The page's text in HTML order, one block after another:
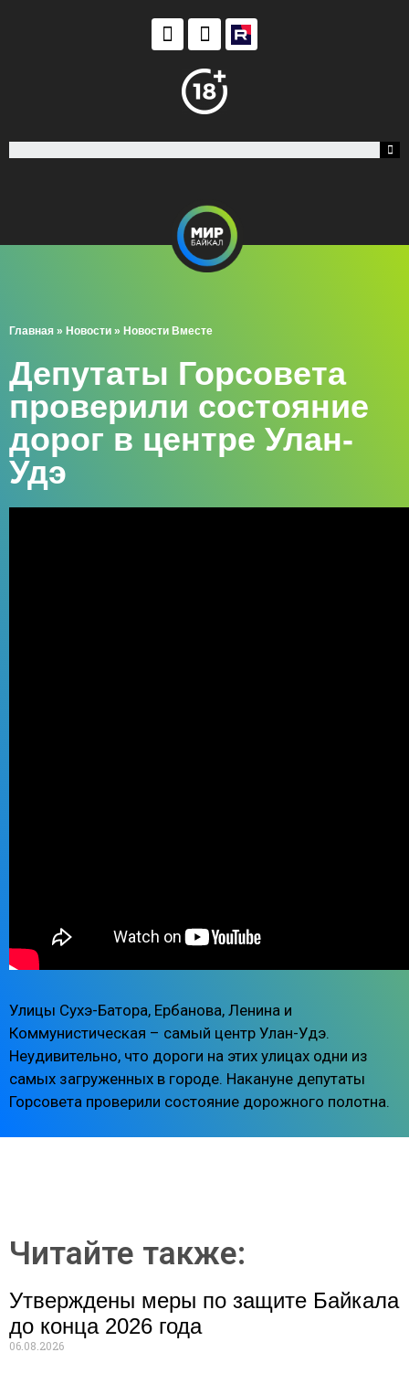
Главная » Новости » Новости Вместе
Депутаты Горсовета
проверили состояние
дорог в центре Улан-
Удэ
Улицы Сухэ-Батора, Ербанова, Ленина и
Коммунистическая – самый центр Улан-Удэ.
Неудивительно, что дороги на этих улицах одни из
самых загруженных в городе. Накануне депутаты
Горсовета проверили состояние дорожного полотна.
Читайте также:
Утверждены меры по защите Байкала
до конца 2026 года
06.08.2026